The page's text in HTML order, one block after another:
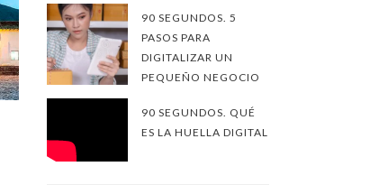
90 SEGUNDOS. 5
PASOS PARA
DIGITALIZAR UN
PEQUEÑO NEGOCIO
90 SEGUNDOS. QUÉ
ES LA HUELLA DIGITAL